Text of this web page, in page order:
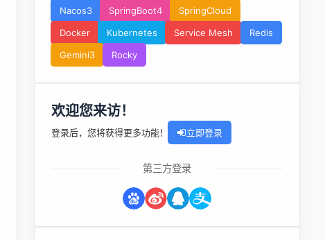
Nacos3
SpringBoot4
SpringCloud
Docker
Kubernetes Service Mesh
Redis
Gemini3
Rocky
欢迎您来访！
登录后，您将获得更多功能！ 立即登录
第三方登录